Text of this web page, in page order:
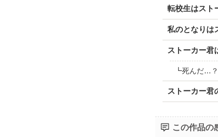
転校生はスト
私のとなりは
ストーカー君
┗死んだ…
ストーカー君
この作品の